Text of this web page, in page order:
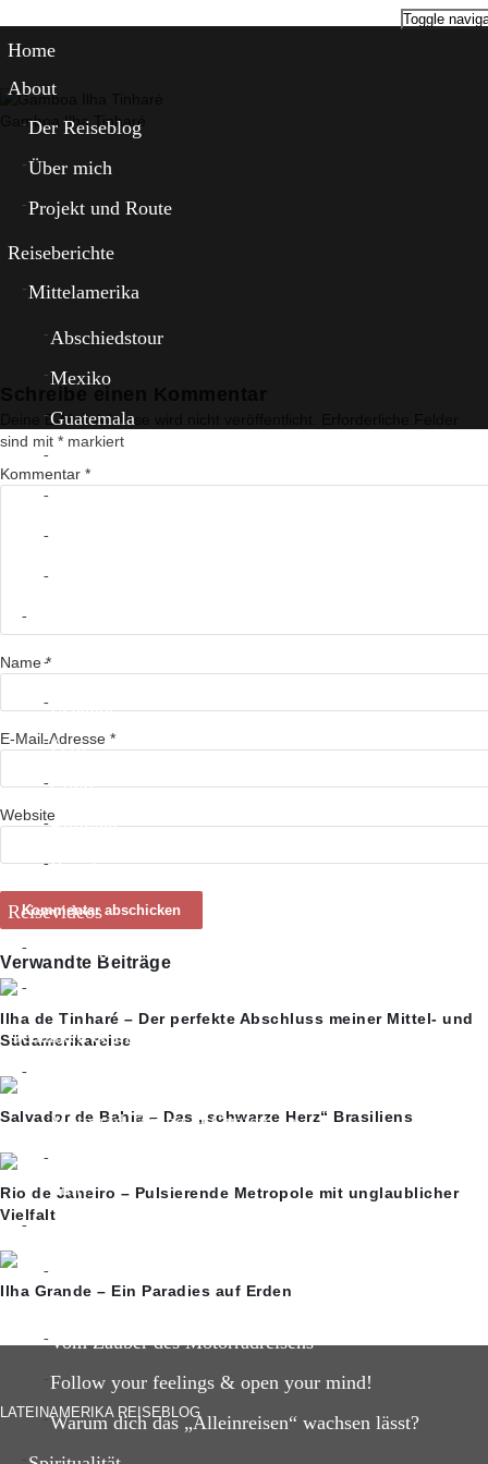
Toggle
Home
About
Der Reiseblog
Über mich
Projekt und Route
Reiseberichte
Mittelamerika
Abschiedstour
Mexiko
Guatemala
Kolumbien
Ecuador
Peru
Chile
Bolivien
Brasilien
Reisevideos
Südamerika
Gedanken & Inspiration
Motorrad Tuning in Guatemala
fällt?
Reise
Vom Zauber des Motorradreisens
Follow your feelings & open your mind!
Warum dich das „Alleinreisen“ wachsen lässt?
Gamboa Ilha Tinharé
Deine E-Mail-Adresse wird nicht veröffentlicht.
sind mit * markiert
Kommentar *
Name*
E-Mail-Adresse *
Website
Verwandte Beiträge
Ilha de Tinharé – Der perfekte Abschluss meiner Mittel- und
Südamerikareise
Salvador de Bahia – Das „schwarze Herz“ Brasiliens
Rio de Janeiro – Pulsierende Metropole mit unglaublicher
Vielfalt
Ilha Grande – Ein Paradies auf Erden
LATEINAMERIKA REISEBLOG